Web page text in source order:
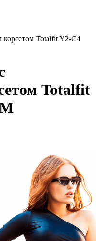
Totalfit Y2-C4
Totalfit